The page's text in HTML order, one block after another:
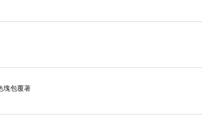
塊包覆著